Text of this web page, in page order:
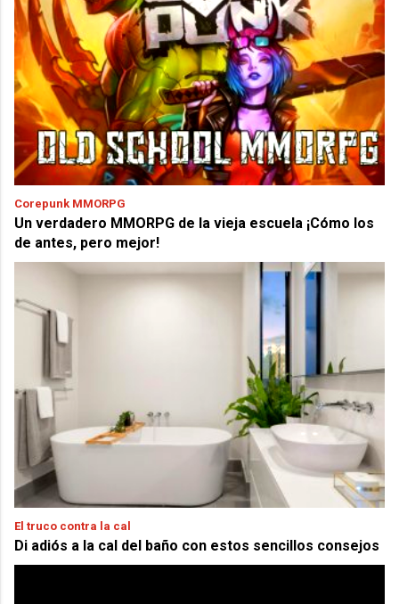
Corepunk MMORPG
Un verdadero MMORPG de la vieja escuela ¡Cómo los
de antes, pero mejor!
El truco contra la cal
Di adiós a la cal del baño con estos sencillos consejos